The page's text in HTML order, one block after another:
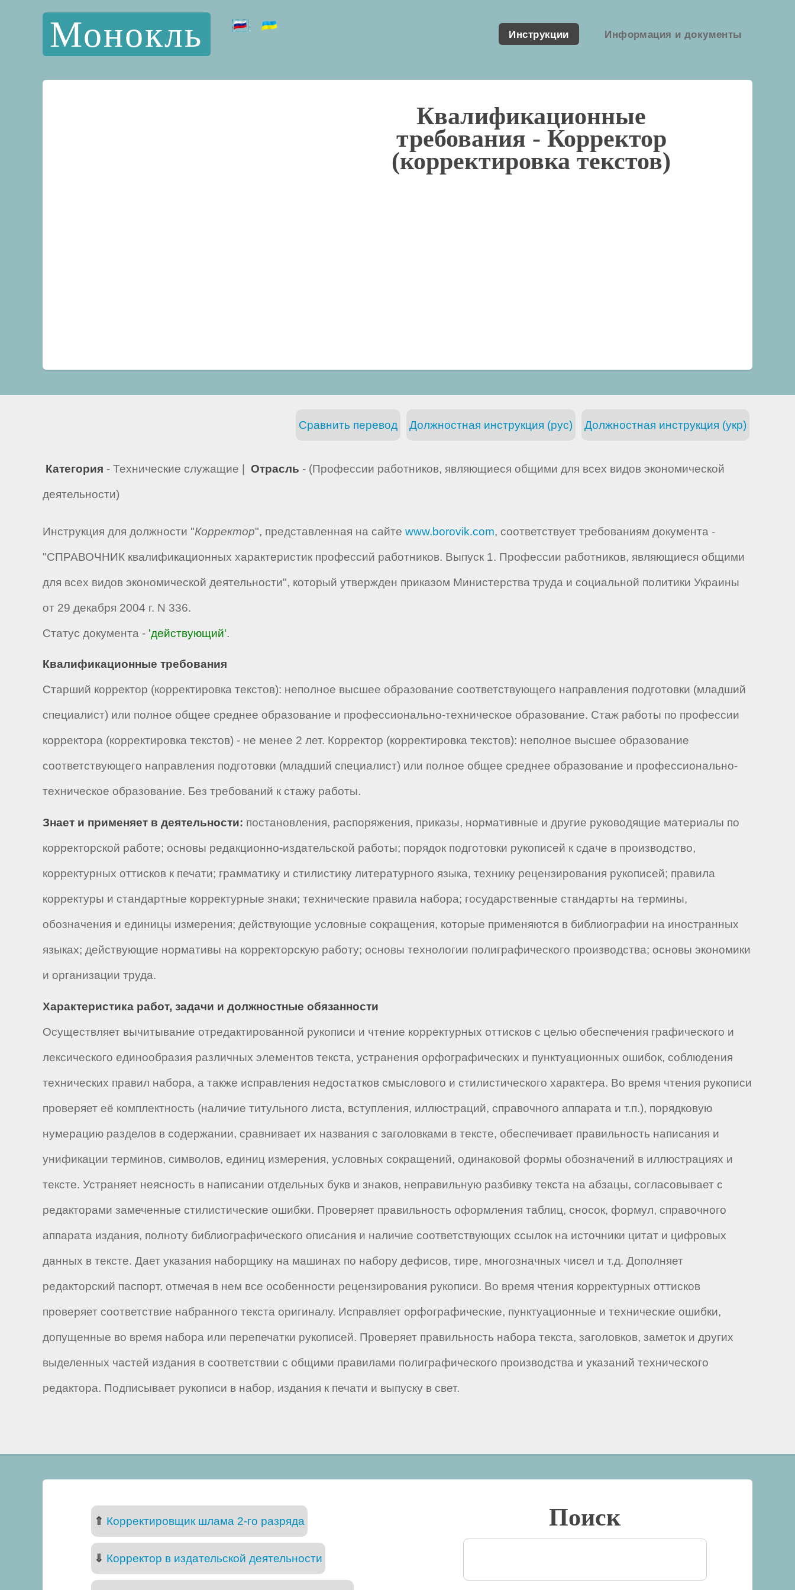
Монокль Инструкции Информация и документы
Квалификационные
требования - Корректор
(корректировка текстов)
Должностная инструкция (укр)
Должностная инструкция (рус)
Сравнить перевод
Категория - Технические служащие | Отрасль - (Профессии работников, являющиеся общими для всех видов экономической
деятельности)
Инструкция для должности "Корректор", представленная на сайте www.borovik.com, соответствует требованиям документа -
"СПРАВОЧНИК квалификационных характеристик профессий работников. Выпуск 1. Профессии работников, являющиеся общими
для всех видов экономической деятельности", который утвержден приказом Министерства труда и социальной политики Украины
от 29 декабря 2004 г. N 336.
Статус документа - 'действующий'.
Квалификационные требования
Старший корректор (корректировка текстов): неполное высшее образование соответствующего направления подготовки (младший
специалист) или полное общее среднее образование и профессионально-техническое образование. Стаж работы по профессии
корректора (корректировка текстов) - не менее 2 лет. Корректор (корректировка текстов): неполное высшее образование
соответствующего направления подготовки (младший специалист) или полное общее среднее образование и профессионально-
техническое образование. Без требований к стажу работы.
Знает и применяет в деятельности: постановления, распоряжения, приказы, нормативные и другие руководящие материалы по
корректорской работе; основы редакционно-издательской работы; порядок подготовки рукописей к сдаче в производство,
корректурных оттисков к печати; грамматику и стилистику литературного языка, технику рецензирования рукописей; правила
корректуры и стандартные корректурные знаки; технические правила набора; государственные стандарты на термины,
обозначения и единицы измерения; действующие условные сокращения, которые применяются в библиографии на иностранных
языках; действующие нормативы на корректорскую работу; основы технологии полиграфического производства; основы экономики
и организации труда.
Характеристика работ, задачи и должностные обязанности
Осуществляет вычитывание отредактированной рукописи и чтение корректурных оттисков с целью обеспечения графического и
лексического единообразия различных элементов текста, устранения орфографических и пунктуационных ошибок, соблюдения
технических правил набора, а также исправления недостатков смыслового и стилистического характера. Во время чтения рукописи
проверяет её комплектность (наличие титульного листа, вступления, иллюстраций, справочного аппарата и т.п.), порядковую
нумерацию разделов в содержании, сравнивает их названия с заголовками в тексте, обеспечивает правильность написания и
унификации терминов, символов, единиц измерения, условных сокращений, одинаковой формы обозначений в иллюстрациях и
тексте. Устраняет неясность в написании отдельных букв и знаков, неправильную разбивку текста на абзацы, согласовывает с
редакторами замеченные стилистические ошибки. Проверяет правильность оформления таблиц, сносок, формул, справочного
аппарата издания, полноту библиографического описания и наличие соответствующих ссылок на источники цитат и цифровых
данных в тексте. Дает указания наборщику на машинах по набору дефисов, тире, многозначных чисел и т.д. Дополняет
редакторский паспорт, отмечая в нем все особенности рецензирования рукописи. Во время чтения корректурных оттисков
проверяет соответствие набранного текста оригиналу. Исправляет орфографические, пунктуационные и технические ошибки,
допущенные во время набора или перепечатки рукописей. Проверяет правильность набора текста, заголовков, заметок и других
выделенных частей издания в соответствии с общими правилами полиграфического производства и указаний технического
редактора. Подписывает рукописи в набор, издания к печати и выпуску в свет.
⇑ Корректировщик шлама 2-го разряда
⇓ Корректор в издательской деятельности
Поиск